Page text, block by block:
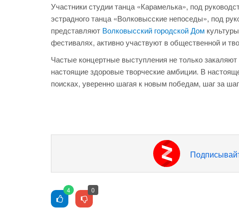
Участники студии танца «Карамелька», под
эстрадного танца «Волковысские непоседы», под
представляют Волковысский городской Дом
фестивалях, активно участвуют в общественной и
Частые концертные выступления не только
настоящие здоровые творческие амбиции. В
поисках, уверенно шагая к новым победам, шаг за
4 0